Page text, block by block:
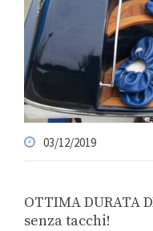
03/12/2019
OTTIMA DURATA
senza tacchi!